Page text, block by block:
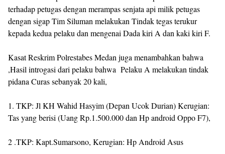
terhadap petugas dengan merampas senjata api milik petugas
dengan sigap Tim Siluman melakukan Tindak tegas terukur
kepada kedua pelaku dan mengenai Dada kiri A dan kaki kiri F.
Kasat Reskrim Polrestabes Medan juga menambahkan bahwa
,Hasil introgasi dari pelaku bahwa Pelaku A melakukan tindak
pidana Curas sebanyak 20 kali,
1. TKP: Jl KH Wahid Hasyim (Depan Ucok Durian) Kerugian:
Tas yang berisi (Uang Rp.1.500.000 dan Hp android Oppo F7),
2 .TKP: Kapt.Sumarsono, Kerugian: Hp Android Asus